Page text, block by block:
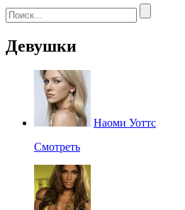
Девушки
Наоми Уоттс
Смотреть